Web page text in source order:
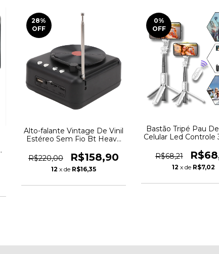
28%
OFF
Alto-falante Vintage De Vinil
Estéreo Sem Fio Bt Heavy
R$220,00
R$158,90
12 x de R$16,35
0%
OFF
Bastão Tripé Pau
Celular Led Controle
R$68,21
12 x de R$7,02